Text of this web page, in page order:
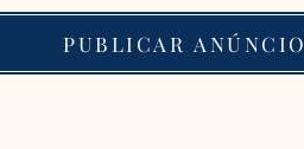
PUBLICAR ANÚNCIO